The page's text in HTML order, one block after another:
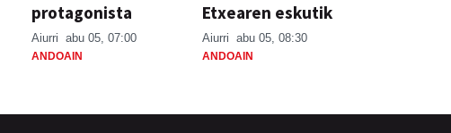
protagonista
Aiurri abu 05, 07:00
ANDOAIN
Etxearen eskutik
Aiurri abu 05, 08:30
ANDOAIN